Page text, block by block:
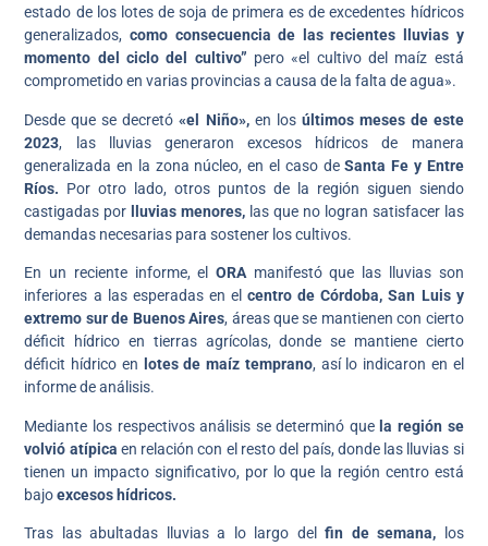
estado de los lotes de soja de primera es de excedentes hídricos
generalizados, como consecuencia de las recientes lluvias y
momento del ciclo del cultivo” pero «el cultivo del maíz está
comprometido en varias provincias a causa de la falta de agua».
Desde que se decretó«el Niño»,en losúltimos meses de este
2023, las lluvias generaron excesos hídricos de manera
generalizada en la zona núcleo, en el caso deSanta Fe y Entre
Ríos. Por otro lado, otros puntos de la región siguen siendo
castigadas por
lluvias menores, las que no logran satisfacer las
demandas necesarias para sostener los cultivos.
En un reciente informe, el ORAmanifestó que las lluvias son
inferiores a las esperadas en elcentro de Córdoba, San Luis y
extremo sur de Buenos Aires, áreas que se mantienen con cierto
déficit hídrico en tierras agrícolas, donde se mantiene cierto
déficit hídrico en
lotes de maíz temprano, así lo indicaron en el
informe de análisis.
Mediante los respectivos análisis se determinó que la región se
volvió atípica en relación con el resto del país, donde las lluvias si
tienen un impacto significativo, por lo que la región centro está
bajoexcesos hídricos.
Tras las abultadas lluvias a lo largo delfin de semana, los